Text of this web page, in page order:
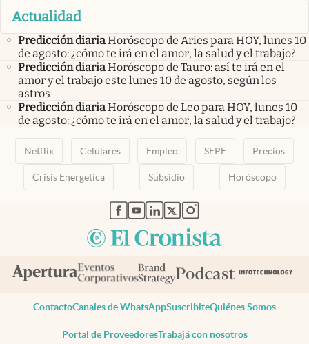
Actualidad
Predicción diariaHoróscopo de Aries para HOY, lunes 10
de agosto: ¿cómo te irá en el amor, la salud y el trabajo?
Predicción diariaHoróscopo de Tauro: así te irá en el
amor y el trabajo este lunes 10 de agosto, según los
astros
Predicción diariaHoróscopo de Leo para HOY, lunes 10
de agosto: ¿cómo te irá en el amor, la salud y el trabajo?
Netflix Celulares Empleo SEPE Precios
Crisis Energetica Subsidio Horóscopo
abre en nueva pestaña
abre en nueva pestaña
abre en nueva pestaña
abre en nueva pestaña
abre en nueva pestaña
ContactoCanales de WhatsAppSuscribiteQuiénes Somos
Portal de ProveedoresTrabajá con nosotros